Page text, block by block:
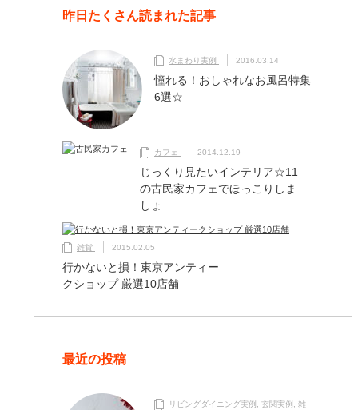
昨日たくさん読まれた記事
水まわり実例 2016.03.14
憧れる！おしゃれなお風呂特集
6選☆
カフェ 2014.12.19
じっくり見たいインテリア☆11
の古民家カフェでほっこりしま
しょ
雑貨 2015.02.05
行かないと損！東京アンティー
クショップ 厳選10店舗
最近の投稿
リビングダイニング実例 玄関実例
雑